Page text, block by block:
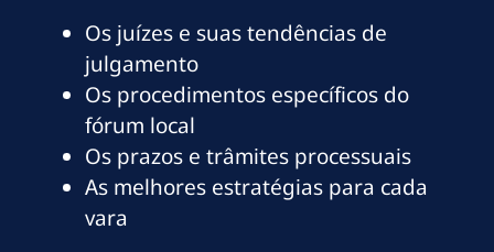
Os juízes e suas tendências de
julgamento
Os procedimentos específicos do
fórum local
Os prazos e trâmites processuais
As melhores estratégias para cada
vara